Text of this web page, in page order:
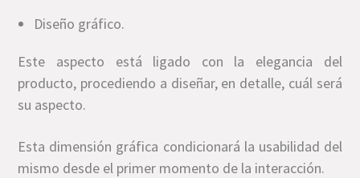
Diseño gráfico.
Este aspecto está ligado con la elegancia del
producto, procediendo a diseñar, en detalle, cuál será
su aspecto.
Esta dimensión gráfica condicionará la usabilidad del
mismo desde el primer momento de la interacción.